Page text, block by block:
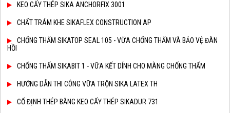
KEO CẤY THÉP SIKA ANCHORFIX 3001
CHẤT TRÁM KHE SIKAFLEX CONSTRUCTION AP
CHỐNG THẤM SIKATOP SEAL 105 - VỮA CHỐNG THẤM VÀ BẢO VỆ ĐÀN
HỒI
CHỐNG THẤM SIKABIT 1 - VỮA KẾT DÍNH CHO MÀNG CHỐNG THẤM
HƯỚNG DẪN THI CÔNG VỮA TRỘN SIKA LATEX TH
CỐ ĐỊNH THÉP BẰNG KEO CẤY THÉP SIKADUR 731